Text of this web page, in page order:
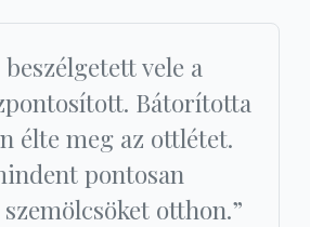
vele a
Bátorította
élte meg az ottlétet.
pontosan
otthon.”